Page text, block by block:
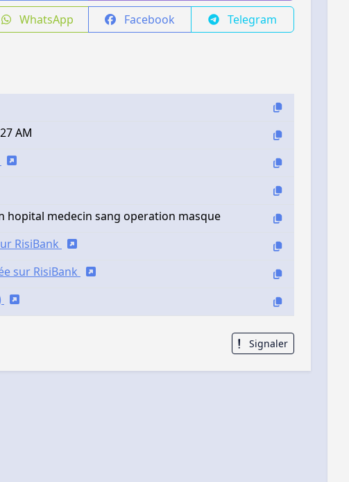
WhatsApp Facebook Telegram
AM
hopital medecin sang operation masque
RisiBank
sur RisiBank
Signaler